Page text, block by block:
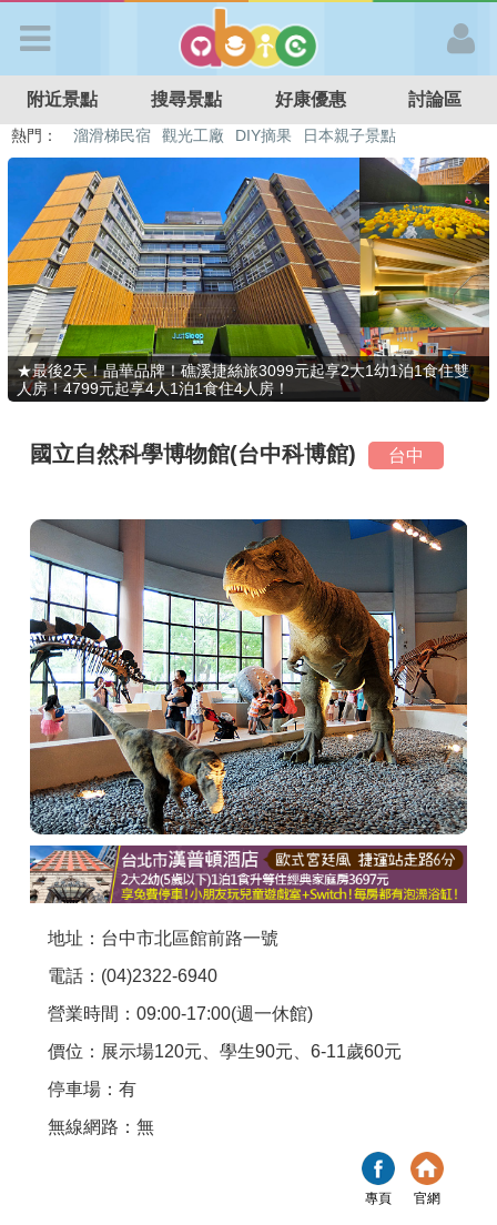
APP登入
首 頁
搜尋景點
好康優惠
最新消息
最新留言
商家合作
推薦景點
討論區
聯絡我們
APP下載
附近景點 搜尋景點 好康優惠 討論區
熱門： 溜滑梯民宿 觀光工廠 DIY摘果
日本親子景點
特色遊戲場
親子住房優惠 台北親子餐廳 溫泉泡湯SPA
★最後2天！晶華品牌！礁溪捷絲旅3099元起享2大1幼1泊1食住雙
人房！4799元起享4人1泊1食住4人房！
國立自然科學博物館(台中科博館) 台中
地址：台中市北區館前路一號
電話：(04)2322-6940
營業時間：09:00-17:00(週一休館)
價位：展示場120元、學生90元、6-11歲60元
停車場：有
無線網路：無
專頁 官網